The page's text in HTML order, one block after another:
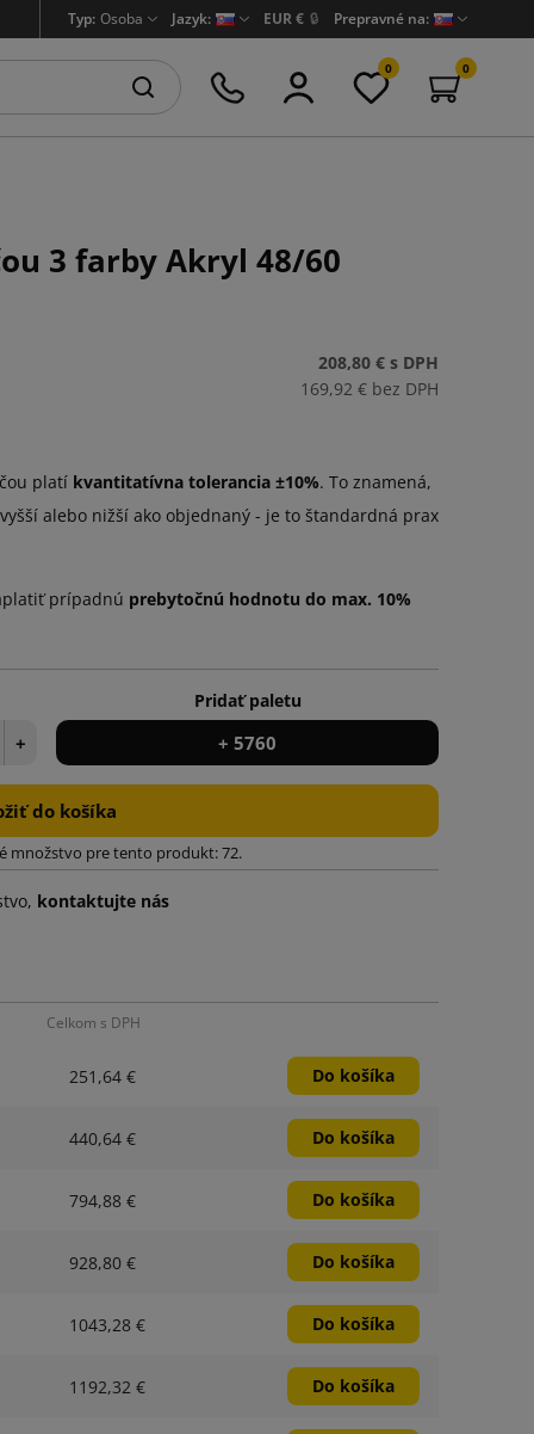
Typ: Osoba Jazyk: EUR € 🔒 Prepravné na:
0 0
3 farby Akryl 48/60
208,80 € s DPH
169,92 € bez DPH
platí kvantitatívna tolerancia ±10%. To znamená,
alebo nižší ako objednaný - je to štandardná prax
prípadnú prebytočnú hodnotu do max. 10%
+
Pridať paletu
+ 5760
do košíka
množstvo pre tento produkt: 72.
kontaktujte nás
Celkom s DPH
251,64 € Do košíka
440,64 € Do košíka
794,88 € Do košíka
928,80 € Do košíka
1043,28 € Do košíka
1192,32 € Do košíka